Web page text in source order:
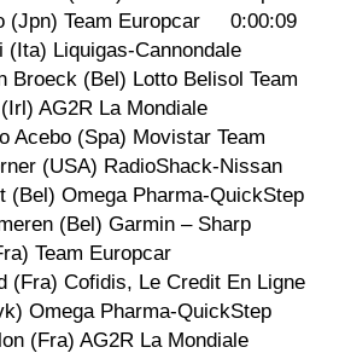
Team Europcar 0:00:09
Liquigas-Cannondale
(Bel) Lotto Belisol Team
AG2R La Mondiale
(Spa) Movistar Team
(USA) RadioShack-Nissan
Omega Pharma-QuickStep
(Bel) Garmin – Sharp
Team Europcar
Cofidis, Le Credit En Ligne
Omega Pharma-QuickStep
(Fra) AG2R La Mondiale